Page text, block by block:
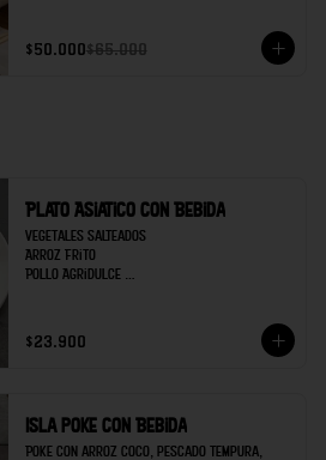
$50.000$65.000
Plato Asiatico con Bebida
Vegetales salteados
Arroz Frito
Pollo Agridulce
$23.900
Isla poke con Bebida
Poke con arroz coco, pescado tempura,